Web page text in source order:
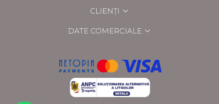
CLIENȚI
DATE COMERCIALE